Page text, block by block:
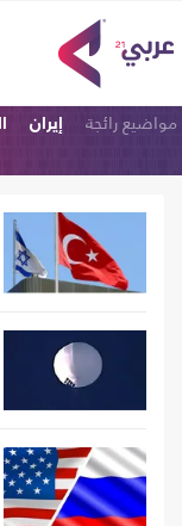
مواضيع رائجة إيران